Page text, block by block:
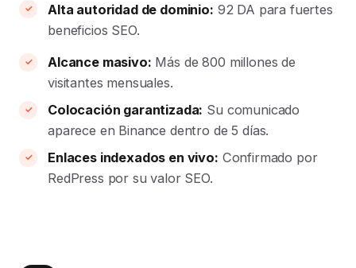
Alta autoridad de dominio: 92 DA para fuertes
beneficios SEO.
Alcance masivo: Más de 800 millones de
visitantes mensuales.
Colocación garantizada: Su comunicado
aparece en Binance dentro de 5 días.
Enlaces indexados en vivo: Confirmado por
RedPress por su valor SEO.